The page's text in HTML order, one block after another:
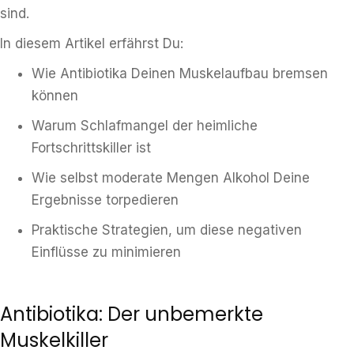
sind.
In diesem Artikel erfährst Du:
Wie Antibiotika Deinen Muskelaufbau bremsen
können
Warum Schlafmangel der heimliche
Fortschrittskiller ist
Wie selbst moderate Mengen Alkohol Deine
Ergebnisse torpedieren
Praktische Strategien, um diese negativen
Einflüsse zu minimieren
Antibiotika: Der unbemerkte
Muskelkiller